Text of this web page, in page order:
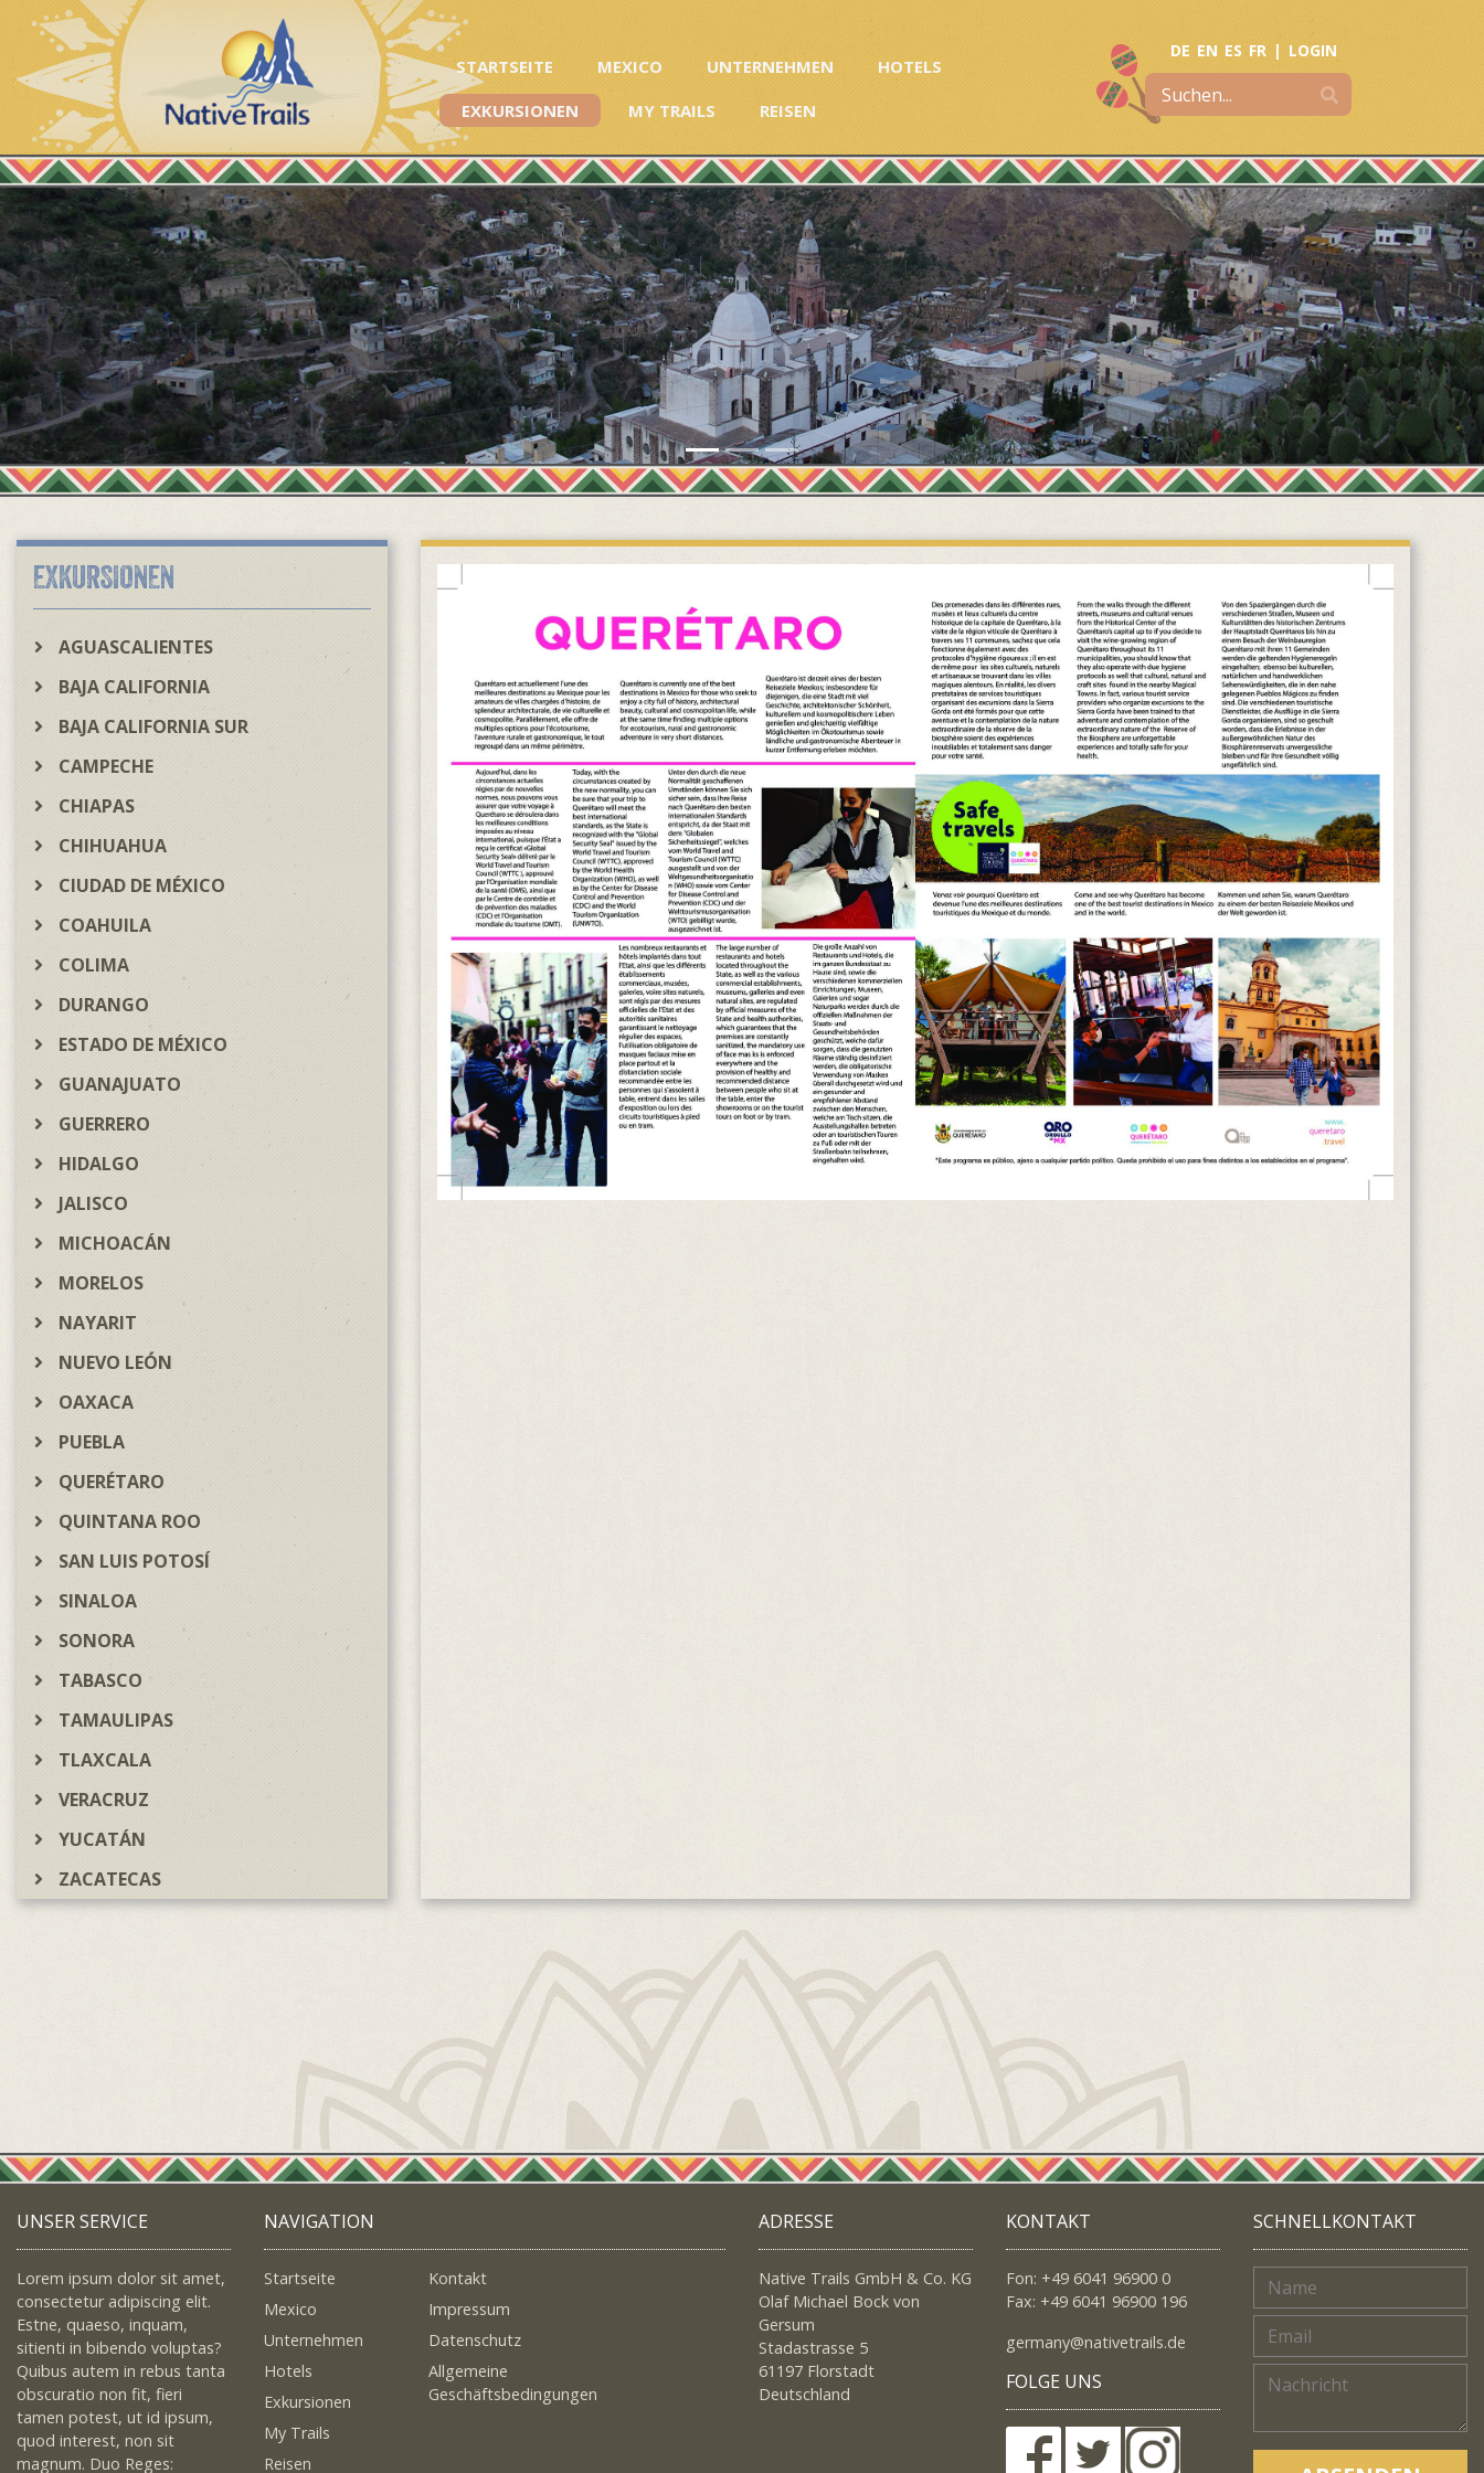
STARTSEITE MEXICO UNTERNEHMEN
HOTELS
EXKURSIONEN
MY TRAILS REISEN
DE EN ES FR | LOGIN
EXKURSIONEN
AGUASCALIENTES
BAJA CALIFORNIA
BAJA CALIFORNIA SUR
CAMPECHE
CHIAPAS
CHIHUAHUA
CIUDAD DE MÉXICO
COAHUILA
COLIMA
DURANGO
ESTADO DE MÉXICO
GUANAJUATO
GUERRERO
HIDALGO
JALISCO
MICHOACÁN
MORELOS
NAYARIT
NUEVO LEÓN
OAXACA
PUEBLA
QUERÉTARO
QUINTANA ROO
SAN LUIS POTOSÍ
SINALOA
SONORA
TABASCO
TAMAULIPAS
TLAXCALA
VERACRUZ
YUCATÁN
ZACATECAS
UNSER SERVICE
Lorem ipsum dolor sit amet,
consectetur adipiscing elit.
Estne, quaeso, inquam,
sitienti in bibendo voluptas?
Quibus autem in rebus tanta
obscuratio non fit, fieri
tamen potest, ut id ipsum,
quod interest, non sit
magnum. Duo Reges:
NAVIGATION
Startseite
Mexico
Unternehmen
Hotels
Exkursionen
My Trails
Reisen
Kontakt
Impressum
Datenschutz
Allgemeine
Geschäftsbedingungen
ADRESSE
Native Trails GmbH & Co. KG
Olaf Michael Bock von
Gersum
Stadastrasse 5
61197 Florstadt
Deutschland
KONTAKT
Fon: +49 6041 96900 0
Fax: +49 6041 96900 196
germany@nativetrails.de
FOLGE UNS
SCHNELLKONTAKT